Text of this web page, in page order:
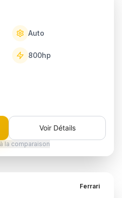
Auto
800hp
Voir Détails
la comparaison
Ferrari